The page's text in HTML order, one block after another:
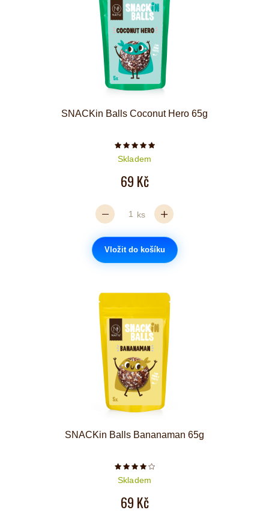
SNACKin Balls Coconut Hero 65g
Počet hvězdiček je 5 z 5
Skladem
69 Kč
ks
Vložit do košíku
SNACKin Balls Bananaman 65g
Počet hvězdiček je 4 z 5
Skladem
69 Kč